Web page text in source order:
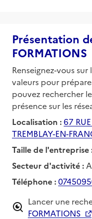
Présentation
FORMATIONS
Renseignez-vous
valeurs pour
pouvez rechercher
présence sur les
Localisation :67
TREMBLAY-EN-
Taille de l'entreprise
Secteur d'activité :
Téléphone :
Lancer une
FORMATIONS